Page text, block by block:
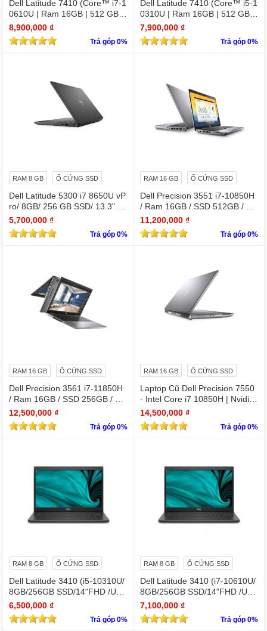
Dell Latitude 7410 (Core™ i7-1
0610U | Ram 16GB | 512 GB S
SD | 14.0inch FHD) 2 in 1 cảm
ứng
8,900,000 ₫
Trả góp 0%
Dell Latitude 7410 (Core™ i5-1
0310U | Ram 16GB | 512 GB S
SD | 14.0inch FHD) 2 in 1 cảm
ứng
7,900,000 ₫
Trả góp 0%
RAM 8 GB Ổ CỨNG SSD
Dell Latitude 5300 i7 8650U vP
ro/ 8GB/ 256 GB SSD/ 13.3" /
Win 10 Pro
5,700,000 ₫
Trả góp 0%
RAM 16 GB Ổ CỨNG SSD
Dell Precision 3551 i7-10850H
/ Ram 16GB / SSD 512GB / Mà
n 15.6″ IPS Full HD 1920×1080
IPS / VGA NVIDIA Quadro P62
0
11,200,000 ₫
Trả góp 0%
RAM 16 GB Ổ CỨNG SSD
Dell Precision 3561 i7-11850H
/ Ram 16GB / SSD 256GB / Mà
n 15.6″ IPS Full HD 1920×1080
IPS / VGA NVIDIA Quadro T60
0
12,500,000 ₫
Trả góp 0%
RAM 16 GB Ổ CỨNG SSD
Laptop Cũ Dell Precision 7550
- Intel Core i7 10850H | Nvidia
Quadro T1000
14,500,000 ₫
Trả góp 0%
RAM 8 GB Ổ CỨNG SSD
Dell Latitude 3410 (i5-10310U/
8GB/256GB SSD/14"FHD /UH
D Graphics/Win11Pro)
6,500,000 ₫
Trả góp 0%
RAM 8 GB Ổ CỨNG SSD
Dell Latitude 3410 (i7-10610U/
8GB/256GB SSD/14"FHD /UH
D Graphics/Win11Pro)
7,100,000 ₫
Trả góp 0%